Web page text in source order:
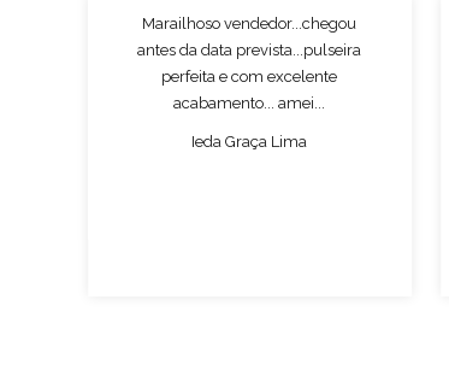
Marailhoso vendedor...chegou
antes da data prevista...pulseira
perfeita e com excelente
acabamento... amei...
Ieda Graça Lima